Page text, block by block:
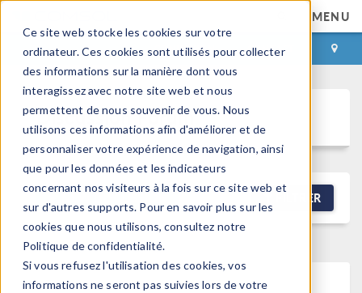
Ce site web stocke les cookies sur votre
ordinateur. Ces cookies sont utilisés pour collecter
des informations sur la manière dont vous
interagissez avec notre site web et nous
permettent de nous souvenir de vous. Nous
utilisons ces informations afin d'améliorer et de
personnaliser votre expérience de navigation, ainsi
que pour les données et les indicateurs
concernant nos visiteurs à la fois sur ce site web et
sur d'autres supports. Pour en savoir plus sur les
cookies que nous utilisons, consultez notre
Politique de confidentialité.
Si vous refusez l'utilisation des cookies, vos
informations ne seront pas suivies lors de votre
MENU
CONNEXION CONTACT
Discussion Forum
FILTRER